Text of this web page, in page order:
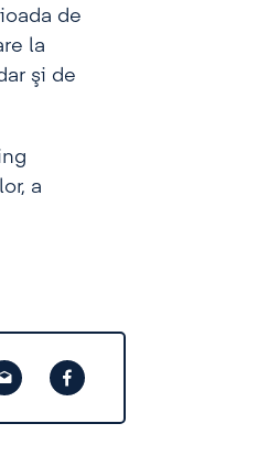
de
la
şi de
a